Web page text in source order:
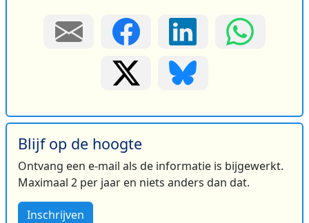
Blijf op de hoogte
Ontvang een e-mail als de informatie is bijgewerkt.
Maximaal 2 per jaar en niets anders dan dat.
Inschrijven